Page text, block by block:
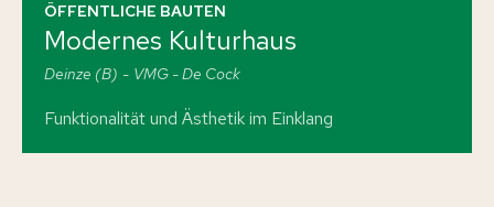
ÖFFENTLICHE BAUTEN
Modernes Kulturhaus
Deinze (B) VMG - De Cock
Funktionalität und Ästhetik im Einklang